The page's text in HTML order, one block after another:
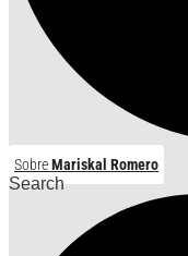
SobreMariskal Romero
Search